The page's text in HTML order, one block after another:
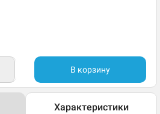
В корзину
Характеристики